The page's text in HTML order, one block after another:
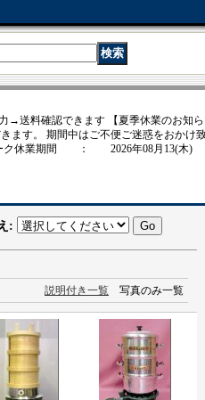
→送料確認できます 【夏季休業のお知ら
ます。 期間中はご不便ご迷惑をおかけ
イーク休業期間 ： 2026年08月13(木)
:
説明付き一覧 写真のみ一覧